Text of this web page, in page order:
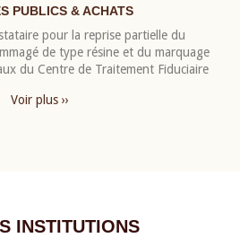
PUBLICS & ACHATS
pour la reprise partielle du
de type résine et du marquage
du Centre de Traitement Fiduciaire
Voir plus ››
INSTITUTIONS